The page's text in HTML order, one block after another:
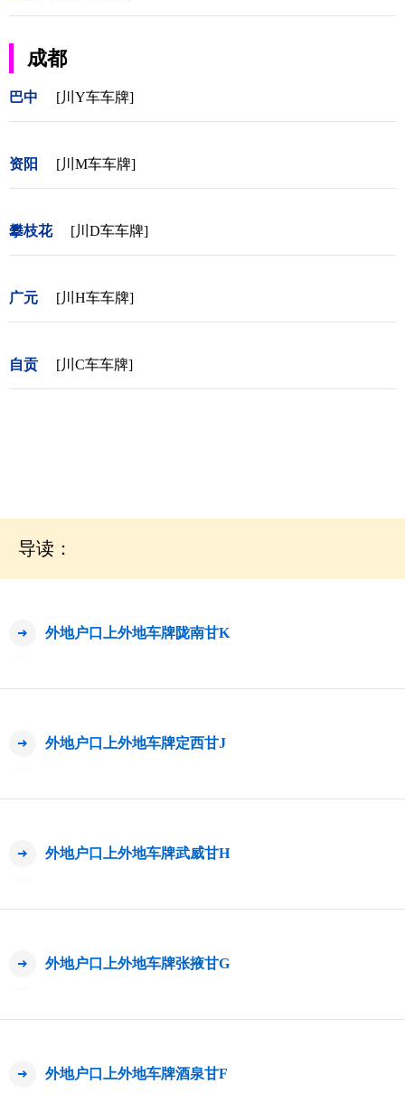
成都
巴中 [川Y车车牌]
资阳 [川M车车牌]
攀枝花 [川D车车牌]
广元 [川H车车牌]
自贡 [川C车车牌]
导读：
外地户口上外地车牌陇南甘K
外地户口上外地车牌定西甘J
外地户口上外地车牌武威甘H
外地户口上外地车牌张掖甘G
外地户口上外地车牌酒泉甘F